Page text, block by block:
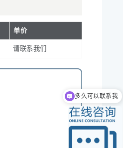
单价
请联系我们
多久可以联系我